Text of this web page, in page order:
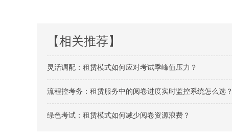
【相关推荐】
灵活调配：租赁模式如何应对考试季峰值压力？
流程控考务：租赁服务中的阅卷进度实时监控系统怎么选？
绿色考试：租赁模式如何减少阅卷资源浪费？